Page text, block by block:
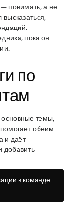
— понимать, а не
высказаться,
пока он
по
основные темы,
обеим
и даёт
добавить
в команде